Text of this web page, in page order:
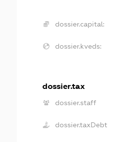
dossier.capital:
dossier.kveds:
dossier.tax
dossier.staff
dossier.taxDebt